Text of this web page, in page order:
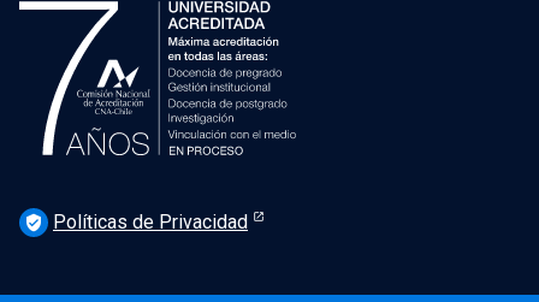
verified_user Políticas de Privacidad